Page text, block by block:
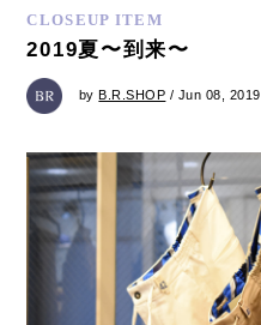
CLOSEUP ITEM
2019夏〜到来〜
byB.R.SHOP / Jun 08, 2019